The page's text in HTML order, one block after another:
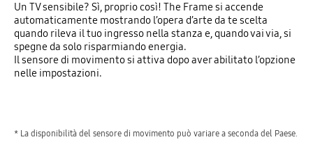
Un TV sensibile? Sì, proprio così! The Frame si accende
automaticamente mostrando l’opera d’arte da te scelta
quando rileva il tuo ingresso nella stanza e, quando vai via, si
spegne da solo risparmiando energia.
Il sensore di movimento si attiva dopo aver abilitato l’opzione
nelle impostazioni.
* La disponibilità del sensore di movimento può variare a seconda del Paese.